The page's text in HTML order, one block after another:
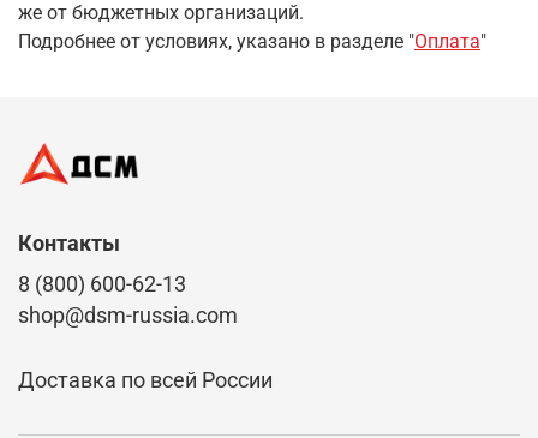
же от бюджетных организаций.
Подробнее от условиях, указано в разделе "Оплата"
Контакты
8 (800) 600-62-13
shop@dsm-russia.com
Доставка по всей России